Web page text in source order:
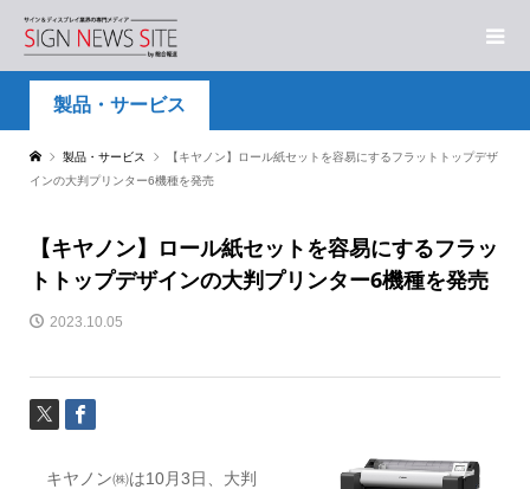
製品・サービス
製品・サービス
【キヤノン】ロール紙セットを容易にするフラットトップデザ
インの大判プリンター6機種を発売
【キヤノン】ロール紙セットを容易にするフラッ
トトップデザインの大判プリンター6機種を発売
2023.10.05
キヤノン㈱は10月3日
、大判